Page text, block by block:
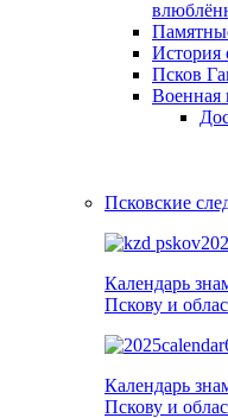
История
Псков
Военная
Псковские
Календарь
Пскову и
Календарь
Пскову и